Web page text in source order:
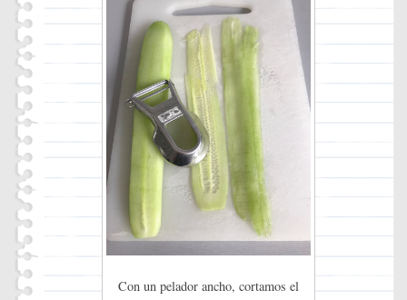
Con un pelador ancho, cortamos el